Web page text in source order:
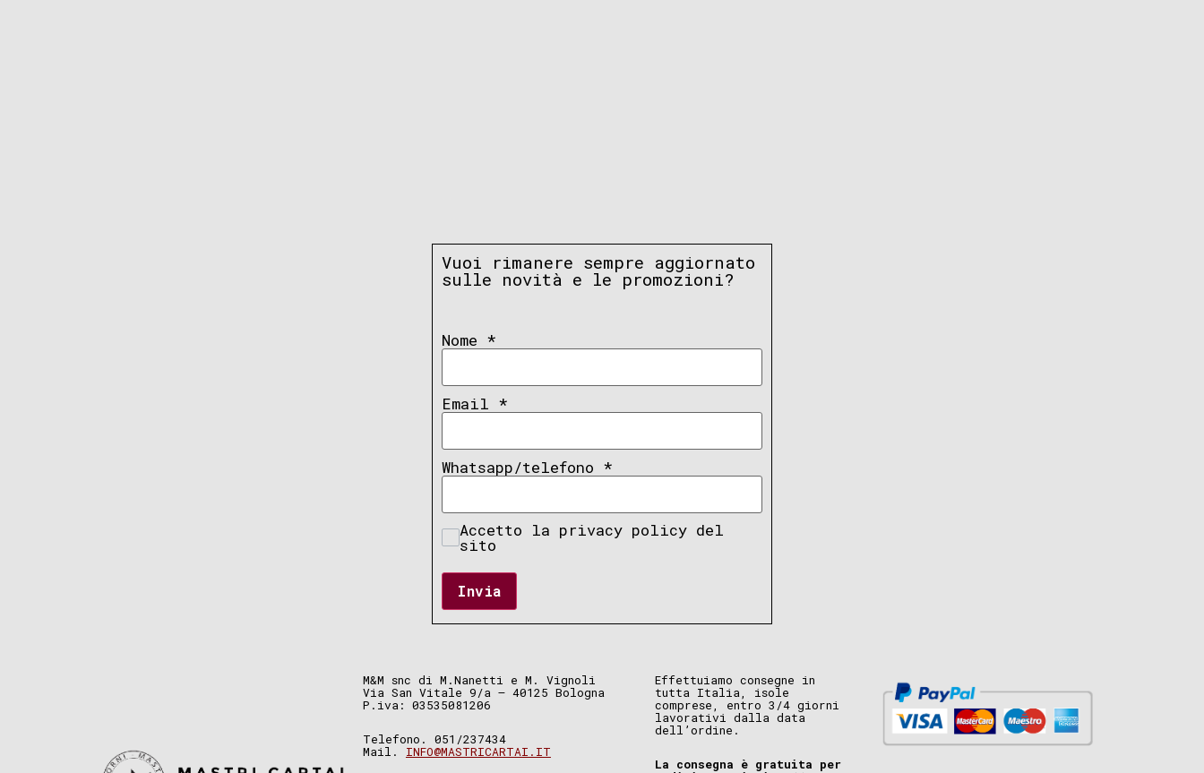
Vuoi rimanere sempre aggiornato
sulle novità e le promozioni?
Nome *
Email *
Whatsapp/telefono *
Accetto la privacy policy del
sito
Invia
M&M snc di M.Nanetti e M. Vignoli
Via San Vitale 9/a – 40125 Bologna
P.iva: 03535081206
Telefono. 051/237434
Mail. INFO@MASTRICARTAI.IT
Effettuiamo consegne in
tutta Italia, isole
comprese, entro 3/4 giorni
lavorativi dalla data
dell’ordine.
La consegna è gratuita per